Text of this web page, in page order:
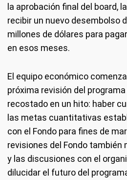
la aprobación final del board,
recibir un nuevo desembolso
millones de dólares para
en esos meses.
El equipo económico
próxima revisión del
recostado en un hito: haber
las metas cuantitativas
con el Fondo para fines de
revisiones del Fondo también
y las discusiones con el
dilucidar el futuro del